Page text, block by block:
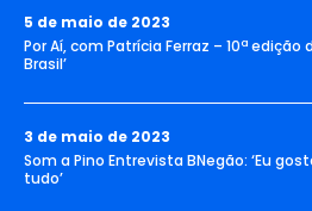
5 de maio de 2023
Por Aí, com Patrícia Ferraz – 10ª edição
Brasil’
3 de maio de 2023
Som a Pino Entrevista BNegão: ‘Eu
tudo’